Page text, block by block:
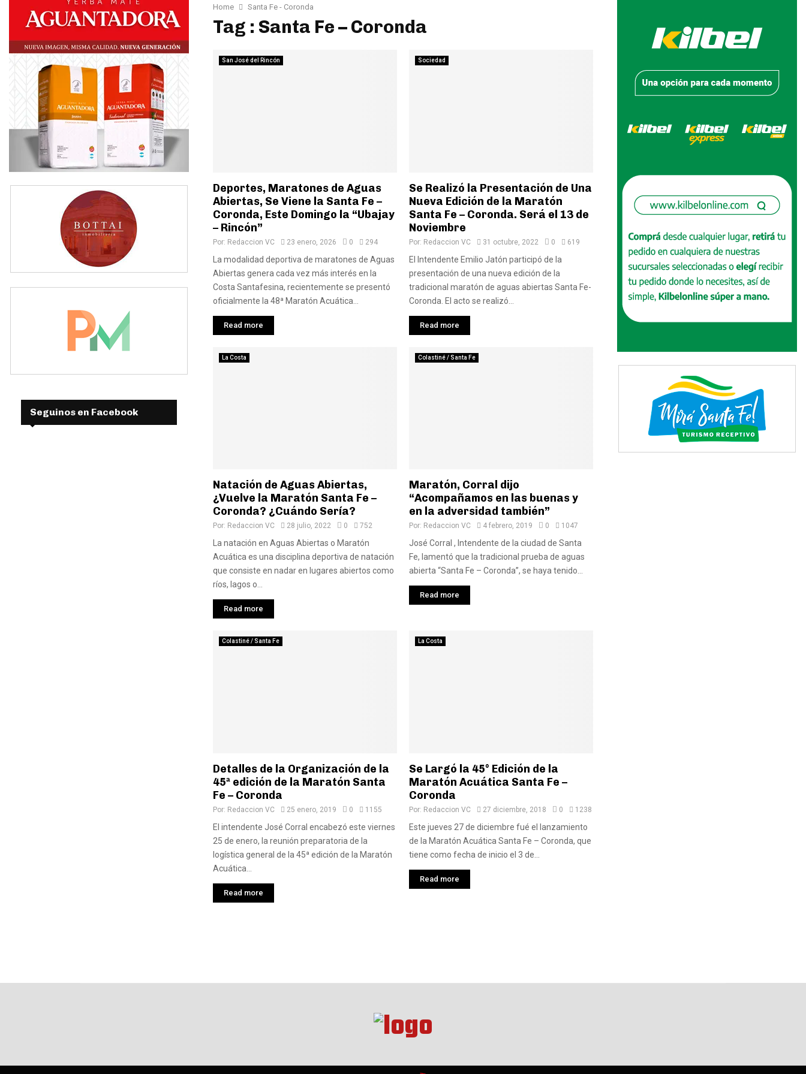
Home Santa Fe - Coronda
Tag : Santa Fe – Coronda
San José del Rincón
Deportes, Maratones de Aguas
Abiertas, Se Viene la Santa Fe –
Coronda, Este Domingo la “Ubajay
– Rincón”
Por: Redaccion VC 23 enero, 2026 0 294
La modalidad deportiva de maratones de Aguas
Abiertas genera cada vez más interés en la
Costa Santafesina, recientemente se presentó
oficialmente la 48ª Maratón Acuática...
Read more
Sociedad
Se Realizó la Presentación de Una
Nueva Edición de la Maratón
Santa Fe – Coronda. Será el 13 de
Noviembre
Por: Redaccion VC 31 octubre, 2022 0 619
El Intendente Emilio Jatón participó de la
presentación de una nueva edición de la
tradicional maratón de aguas abiertas Santa Fe-
Coronda. El acto se realizó...
Read more
La Costa
Natación de Aguas Abiertas,
¿Vuelve la Maratón Santa Fe –
Coronda? ¿Cuándo Sería?
Por: Redaccion VC 28 julio, 2022 0 752
La natación en Aguas Abiertas o Maratón
Acuática es una disciplina deportiva de natación
que consiste en nadar en lugares abiertos como
ríos, lagos o...
Read more
Colastiné / Santa Fe
Maratón, Corral dijo
“Acompañamos en las buenas y
en la adversidad también”
Por: Redaccion VC 4 febrero, 2019 0 1047
José Corral , Intendente de la ciudad de Santa
Fe, lamentó que la tradicional prueba de aguas
abierta “Santa Fe – Coronda”, se haya tenido...
Read more
Colastiné / Santa Fe
Detalles de la Organización de la
45ª edición de la Maratón Santa
Fe – Coronda
Por: Redaccion VC 25 enero, 2019 0 1155
El intendente José Corral encabezó este viernes
25 de enero, la reunión preparatoria de la
logística general de la 45ª edición de la Maratón
Acuática...
Read more
La Costa
Se Largó la 45° Edición de la
Maratón Acuática Santa Fe –
Coronda
Por: Redaccion VC 27 diciembre, 2018 0 1238
Este jueves 27 de diciembre fué el lanzamiento
de la Maratón Acuática Santa Fe – Coronda, que
tiene como fecha de inicio el 3 de...
Read more
Seguinos en Facebook